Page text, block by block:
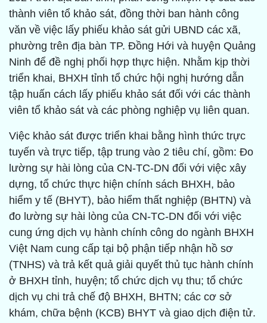
thành viên tổ khảo sát, đồng thời ban hành công
văn về việc lấy phiếu khảo sát gửi UBND các xã,
phường trên địa bàn TP. Đồng Hới và huyện Quảng
Ninh để đề nghị phối hợp thực hiện. Nhằm kịp thời
triển khai, BHXH tỉnh tổ chức hội nghị hướng dẫn
tập huấn cách lấy phiếu khảo sát đối với các thành
viên tổ khảo sát và các phòng nghiệp vụ liên quan.
Việc khảo sát được triển khai bằng hình thức trực
tuyến và trực tiếp, tập trung vào 2 tiêu chí, gồm: Đo
lường sự hài lòng của CN-TC-DN đối với việc xây
dựng, tổ chức thực hiện chính sách BHXH, bảo
hiểm y tế (BHYT), bảo hiểm thất nghiệp (BHTN) và
đo lường sự hài lòng của CN-TC-DN đối với việc
cung ứng dịch vụ hành chính công do ngành BHXH
Việt Nam cung cấp tại bộ phận tiếp nhận hồ sơ
(TNHS) và trả kết quả giải quyết thủ tục hành chính
ở BHXH tỉnh, huyện; tổ chức dịch vụ thu; tổ chức
dịch vụ chi trả chế độ BHXH, BHTN; các cơ sở
khám, chữa bệnh (KCB) BHYT và giao dịch điện tử.